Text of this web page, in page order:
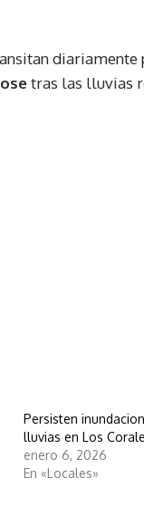
tras las lluvias
Persisten
lluvias en Los
enero 6, 2026
En «Locales»